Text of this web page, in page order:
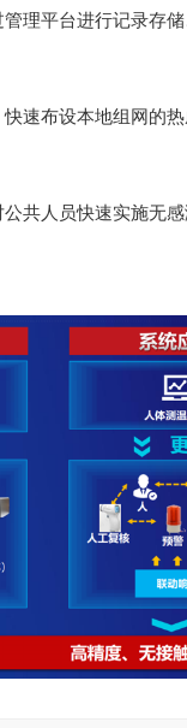
理平台进行记录存
速布设本地组网的
共人员快速实施无